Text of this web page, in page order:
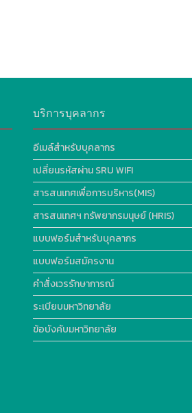
บริการบุคลากร
อีเมล์สำหรับบุคลากร
เปลี่ยนรหัสผ่าน SRU WIFI
สารสนเทศเพื่อการบริหาร(MIS)
สารสนเทศฯ ทรัพยากรมนุษย์ (HRIS)
แบบฟอร์มสำหรับบุคลากร
แบบฟอร์มสมัครงาน
คำสั่งเวรรักษาการณ์
ระเบียบมหาวิทยาลัย
ข้อบังคับมหาวิทยาลัย